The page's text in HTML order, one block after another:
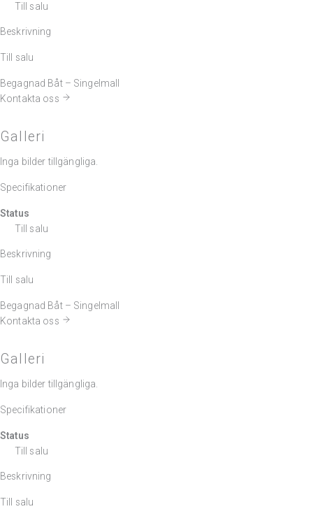
Till salu
Beskrivning
Till salu
Begagnad Båt – Singelmall
Kontakta oss
Galleri
Inga bilder tillgängliga.
Specifikationer
Status
Till salu
Beskrivning
Till salu
Begagnad Båt – Singelmall
Kontakta oss
Galleri
Inga bilder tillgängliga.
Specifikationer
Status
Till salu
Beskrivning
Till salu